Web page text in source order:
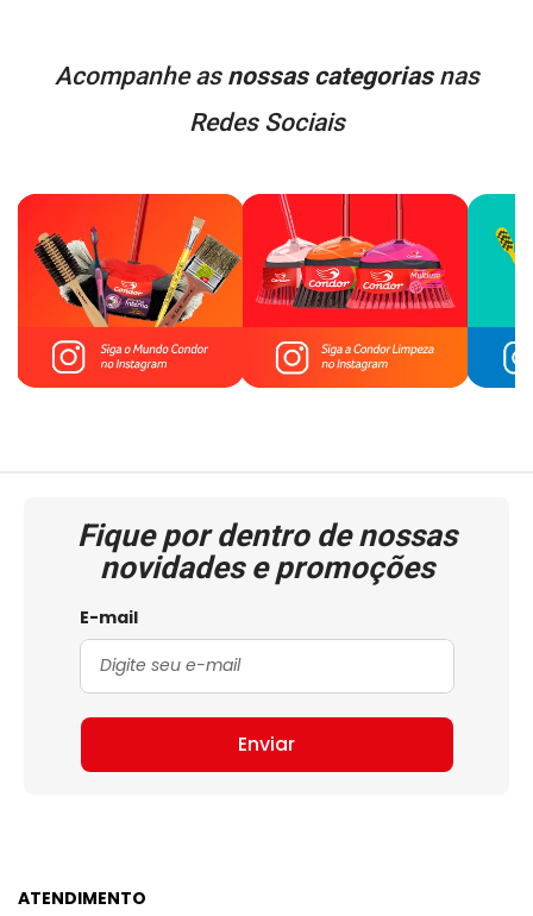
Acompanhe as nossas categoriasnas
Redes Sociais
Fique por dentro de nossas
novidades e promoções
E-mail
Enviar
ATENDIMENTO